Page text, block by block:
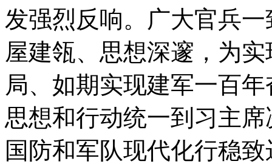
发强烈反响。广大官兵
屋建瓴、思想深邃，为
局、如期实现建军一百
思想和行动统一到习主
国防和军队现代化行稳致